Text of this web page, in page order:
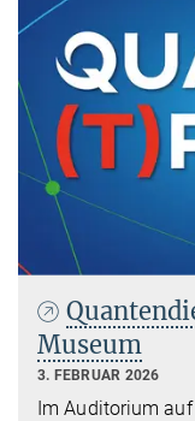
Museum
3. FEBRUAR 2026
Im Auditorium